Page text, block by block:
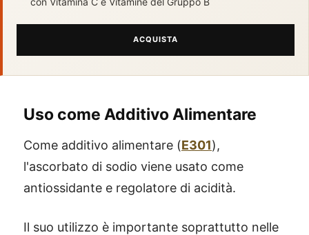
ACQUISTA
Uso come Additivo Alimentare
Come additivo alimentare (E301),
l'ascorbato di sodio viene usato come
antiossidante e regolatore di acidità.
Il suo utilizzo è importante soprattutto nelle